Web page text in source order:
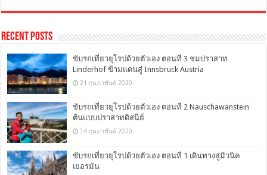
Recent Posts
ขับรถเที่ยวยุโรปด้วยตัวเอง ตอนที่ 3 ชมปราสาท
Linderhof ข้ามแดนสู่ Innsbruck Austria
21 กุมภาพันธ์ 2020
ขับรถเที่ยวยุโรปด้วยตัวเอง ตอนที่ 2 Nauschawanstein
ต้นแบบปราสาทดิสนีย์
14 กุมภาพันธ์ 2020
ขับรถเที่ยวยุโรปด้วยตัวเอง ตอนที่ 1 เดินทางสู่มิวนิค
เยอรมัน